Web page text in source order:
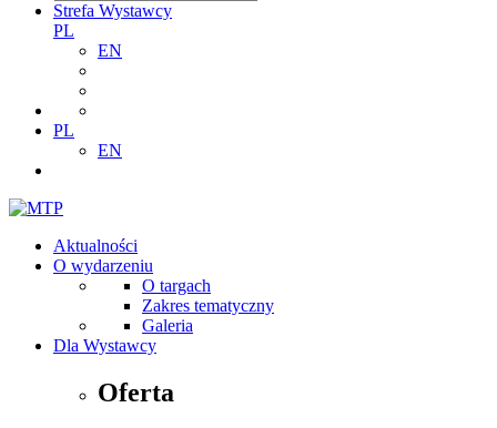
Strefa Wystawcy
PL
EN
PL
EN
Aktualności
O wydarzeniu
O targach
Zakres tematyczny
Galeria
Dla Wystawcy
Oferta